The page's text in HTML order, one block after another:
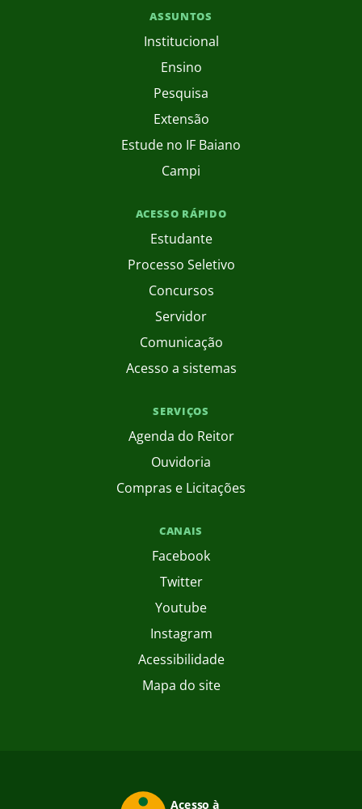
ASSUNTOS
Institucional
Ensino
Pesquisa
Extensão
Estude no IF Baiano
Campi
ACESSO RÁPIDO
Estudante
Processo Seletivo
Concursos
Servidor
Comunicação
Acesso a sistemas
SERVIÇOS
Agenda do Reitor
Ouvidoria
Compras e Licitações
CANAIS
Facebook
Twitter
Youtube
Instagram
Acessibilidade
Mapa do site